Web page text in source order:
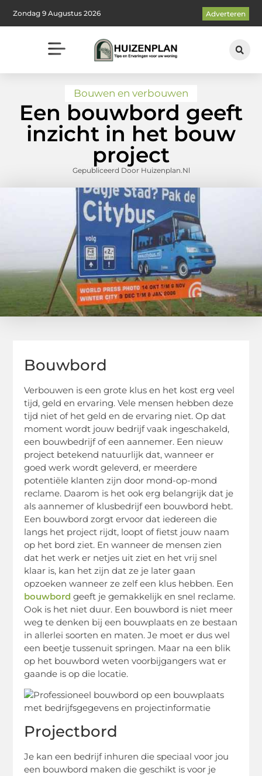
Zondag 9 Augustus 2026 Adverteren
Bouwen en verbouwen
Een bouwbord geeft
inzicht in het bouw
project
Gepubliceerd Door Huizenplan.nl
Bouwbord
Verbouwen is een grote klus en het kost erg veel
tijd, geld en ervaring. Vele mensen hebben deze
tijd niet of het geld en de ervaring niet. Op dat
moment wordt jouw bedrijf vaak ingeschakeld,
een bouwbedrijf of een aannemer. Een nieuw
project betekend natuurlijk dat, wanneer er
goed werk wordt geleverd, er meerdere
potentiële klanten zijn door mond-op-mond
reclame. Daarom is het ook erg belangrijk dat je
als aannemer of klusbedrijf een bouwbord hebt.
Een bouwbord zorgt ervoor dat iedereen die
langs het project rijdt, loopt of fietst jouw naam
op het bord ziet. En wanneer de mensen zien
dat het werk er netjes uit ziet en het vrij snel
klaar is, kan het zijn dat ze je later gaan
opzoeken wanneer ze zelf een klus hebben. Een
bouwbordgeeft je gemakkelijk en snel reclame.
Ook is het niet duur. Een bouwbord is niet meer
weg te denken bij een bouwplaats en ze bestaan
in allerlei soorten en maten. Je moet er dus wel
een beetje tussenuit springen. Maar na een blik
op het bouwbord weten voorbijgangers wat er
gaande is op die locatie.
Projectbord
Je kan een bedrijf inhuren die speciaal voor jou
een bouwbord maken die geschikt is voor je